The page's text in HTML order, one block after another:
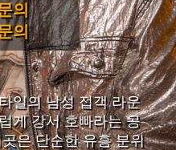
의
의
일의 남성 접객 라운
게 강서 호빠라는 공
은 단순한 유흥 분위